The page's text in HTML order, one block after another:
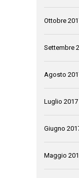
Ottobre
Settembre
Agosto
Luglio 2017
Giugno
Maggio